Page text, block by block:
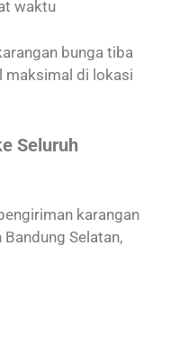
waktu
bunga tiba
maksimal di lokasi
Seluruh
karangan
Selatan,